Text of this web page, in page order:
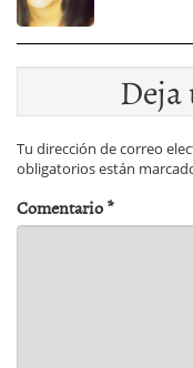
Deja
Tu dirección de correo
obligatorios están
Comentario*